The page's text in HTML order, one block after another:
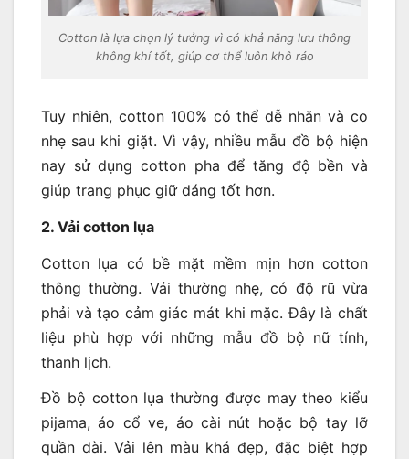
Cotton là lựa chọn lý tưởng vì có khả năng lưu thông
không khí tốt, giúp cơ thể luôn khô ráo
Tuy nhiên, cotton 100% có thể dễ nhăn và co
nhẹ sau khi giặt. Vì vậy, nhiều mẫu đồ bộ hiện
nay sử dụng cotton pha để tăng độ bền và
giúp trang phục giữ dáng tốt hơn.
2. Vải cotton lụa
Cotton lụa có bề mặt mềm mịn hơn cotton
thông thường. Vải thường nhẹ, có độ rũ vừa
phải và tạo cảm giác mát khi mặc. Đây là chất
liệu phù hợp với những mẫu đồ bộ nữ tính,
thanh lịch.
Đồ bộ cotton lụa thường được may theo kiểu
pijama, áo cổ ve, áo cài nút hoặc bộ tay lỡ
quần dài. Vải lên màu khá đẹp, đặc biệt hợp